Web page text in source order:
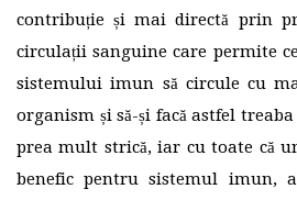
contribuție și mai directă prin
circulații sanguine care permite
sistemului imun să circule cu
organism și să-și facă astfel
prea mult strică, iar cu toate că
benefic pentru sistemul imun,